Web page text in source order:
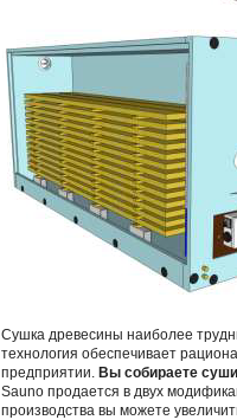
Сушка древесины наиболее
технология обеспечивает
предприятии. Вы собираете
Sauno продается в двух
производства вы можете